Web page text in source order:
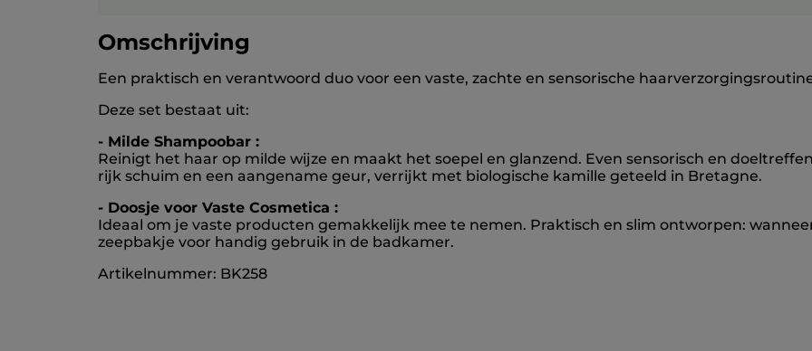
Omschrijving
Een praktisch en verantwoord duo voor een vaste, zachte en sensorische
Deze set bestaat uit:
- Milde Shampoobar :
Reinigt het haar op milde wijze en maakt het soepel en glanzend. Even sensorisch en
rijk schuim en een aangename geur, verrijkt met biologische kamille geteeld in Bretagne.
- Doosje voor Vaste Cosmetica :
Ideaal om je vaste producten gemakkelijk mee te nemen. Praktisch en slim ontworpen:
zeepbakje voor handig gebruik in de badkamer.
Artikelnummer: BK258